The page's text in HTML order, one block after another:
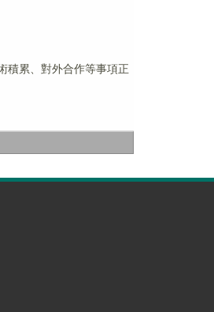
積累、對外合作等事項正